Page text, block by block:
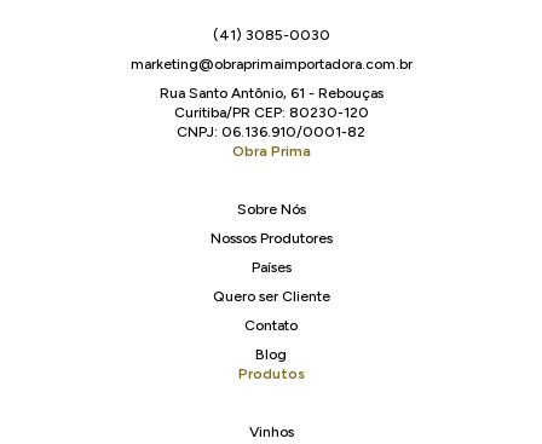
(41) 3085-0030
marketing@obraprimaimportadora.com.br
Rua Santo Antônio, 61 - Rebouças
Curitiba/PR CEP: 80230-120
CNPJ: 06.136.910/0001-82
Obra Prima
Sobre Nós
Nossos Produtores
Países
Quero ser Cliente
Contato
Blog
Produtos
Vinhos